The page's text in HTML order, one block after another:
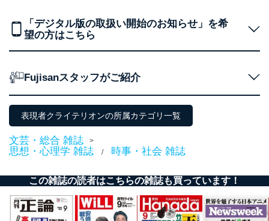
株式会社富士山マガジンサービス
代表取締役会長 西野 伸一郎
個人情報保護管理者: 経営管理グループディレクター 前
田 嘉也
２．利用目的
当社が取り扱う開示対象個人情報の利用目的は次のとお
りです。
1
当社の定期購読サ
ービス等をご利用
の方の個人情報
商品代金回収のため
ｅメール等による商品、サービ
のため
閲覧履歴や購買履歴等の情報を分
析して、趣味・嗜好に
「デジタル版の取扱い開始のお知らせ」を希
望の方はこちら
Fujisanスタッフがご紹介
表現者クライテリオンの所属カテゴリ一覧
文芸・総合 雑誌 >
思想・心理学 雑誌 / 時事・社会 雑誌
この雑誌の読者はこちらの雑誌も買っています！